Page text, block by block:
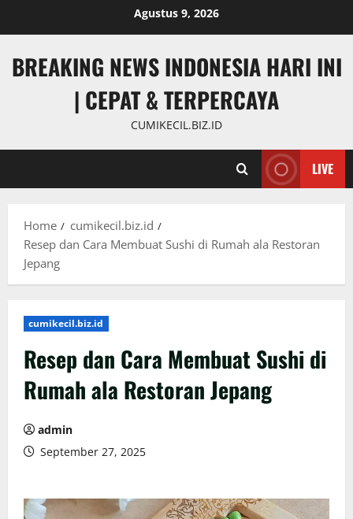
Agustus 9, 2026
BREAKING NEWS INDONESIA HARI INI
| CEPAT & TERPERCAYA
CUMIKECIL.BIZ.ID
LIVE
Home
cumikecil.biz.id
Resep dan Cara Membuat Sushi di Rumah ala Restoran
Jepang
cumikecil.biz.id
Resep dan Cara Membuat Sushi di
Rumah ala Restoran Jepang
admin
September 27, 2025